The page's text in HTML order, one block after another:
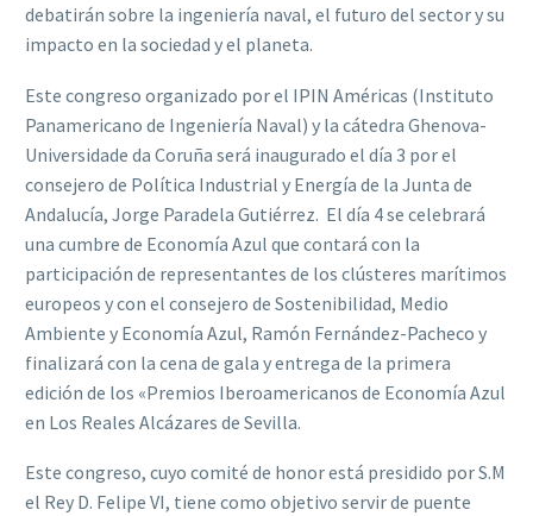
debatirán sobre la ingeniería naval, el futuro del sector y su
impacto en la sociedad y el planeta.
Este congreso organizado por el IPIN Américas (Instituto
Panamericano de Ingeniería Naval) y la cátedra Ghenova-
Universidade da Coruña será inaugurado el día 3 por el
consejero de Política Industrial y Energía de la Junta de
Andalucía, Jorge Paradela Gutiérrez. El día 4 se celebrará
una cumbre de Economía Azul que contará con la
participación de representantes de los clústeres marítimos
europeos y con el consejero de Sostenibilidad, Medio
Ambiente y Economía Azul, Ramón Fernández-Pacheco y
finalizará con la cena de gala y entrega de la primera
edición de los «Premios Iberoamericanos de Economía Azul
en Los Reales Alcázares de Sevilla.
Este congreso, cuyo comité de honor está presidido por S.M
el Rey D. Felipe VI, tiene como objetivo servir de puente